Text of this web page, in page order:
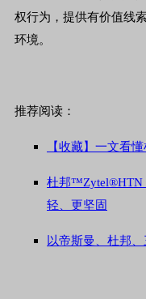
权行为，提供有价值线
环境。
推荐阅读：
【收藏】一文看
杜邦™Zytel®HTN
轻、更坚固
以帝斯曼、杜邦